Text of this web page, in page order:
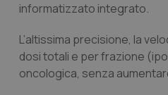
informatizzato integrato.
L’altissima precisione, la
dosi totali e per frazione
oncologica, senza